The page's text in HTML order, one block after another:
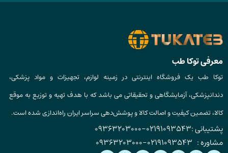
معرفی توکا طب
توکا طب یک فروشگاه اینترنتی در زمینه لوازم، تجهیزات و مواد پزشکی،
دندانپزشکی، آزمایشگاهی و تحقیقاتی می باشد که با هدف تهیه و توزیع به موقع
کالا، تضمین کیفیت و اصالت کالا و پوشش‌دهی سراسر ایران راه‌اندازی شده است.
پشتیبانی :02191093543
-
09363203000
مشاوره : 02191093543
-
09363203000